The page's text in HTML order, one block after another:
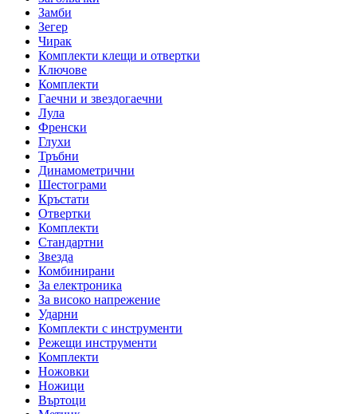
Замби
Зегер
Чирак
Комплекти клещи и отвертки
Ключове
Комплекти
Гаечни и звездогаечни
Лула
Френски
Глухи
Тръбни
Динамометрични
Шестограми
Кръстати
Отвертки
Комплекти
Стандартни
Звезда
Комбинирани
За електроника
За високо напрежение
Ударни
Комплекти с инструменти
Режещи инструменти
Комплекти
Ножовки
Ножици
Въртоци